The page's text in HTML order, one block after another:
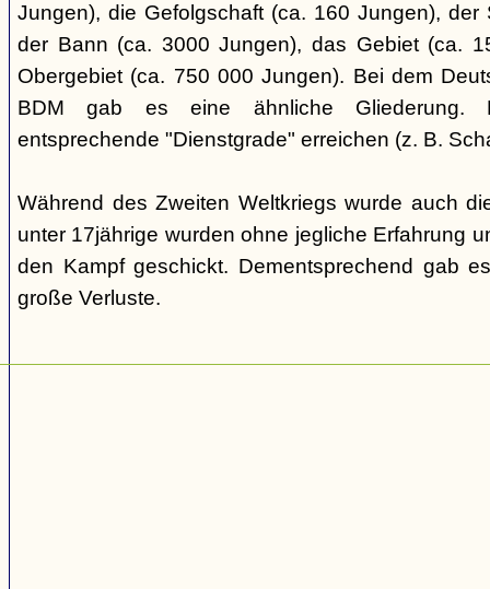
Jungen), die Gefolgschaft (ca. 160 Jungen), der
der Bann (ca. 3000 Jungen), das Gebiet (ca.
Obergebiet (ca. 750 000 Jungen). Bei dem
BDM gab es eine ähnliche Gliederung.
entsprechende "Dienstgrade" erreichen (z. B.
Während des Zweiten Weltkriegs wurde auch
unter 17jährige wurden ohne jegliche Erfahrung
den Kampf geschickt. Dementsprechend gab
große Verluste.